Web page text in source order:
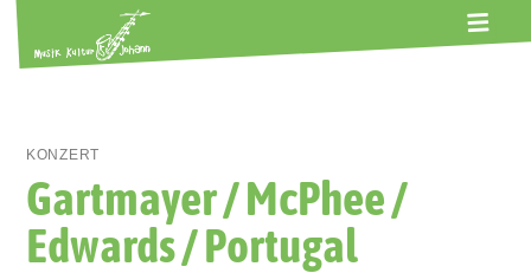
KONZERT
Gartmayer / McPhee /
Edwards / Portugal